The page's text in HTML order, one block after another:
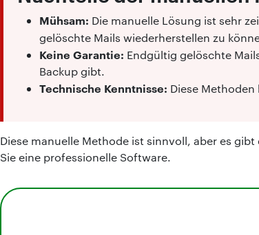
Mühsam: Die manuelle Lösung ist sehr
gelöschte Mails wiederherstellen zu
Keine Garantie: Endgültig gelöschte
Backup gibt.
Technische Kenntnisse: Diese
Diese manuelle Methode ist sinnvoll, aber es
Sie eine professionelle Software.